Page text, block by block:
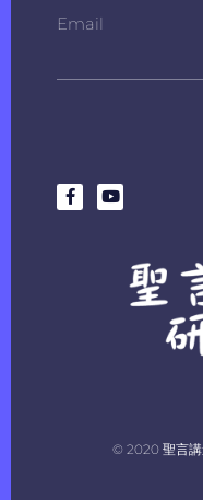
Email
© 2020 聖言